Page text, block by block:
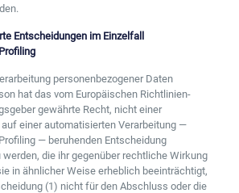
Entscheidungen im Einzelfall
personenbezogener Daten
hat das vom Europäischen Richtlinien-
gewährte Recht, nicht einer
einer automatisierten Verarbeitung —
— beruhenden Entscheidung
die ihr gegenüber rechtliche Wirkung
in ähnlicher Weise erheblich beeinträchtigt,
(1) nicht für den Abschluss oder die